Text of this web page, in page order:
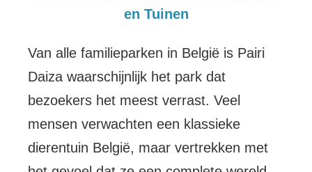
en Tuinen
Van alle familieparken in België is Pairi
Daiza waarschijnlijk het park dat
bezoekers het meest verrast. Veel
mensen verwachten een klassieke
dierentuin België, maar vertrekken met